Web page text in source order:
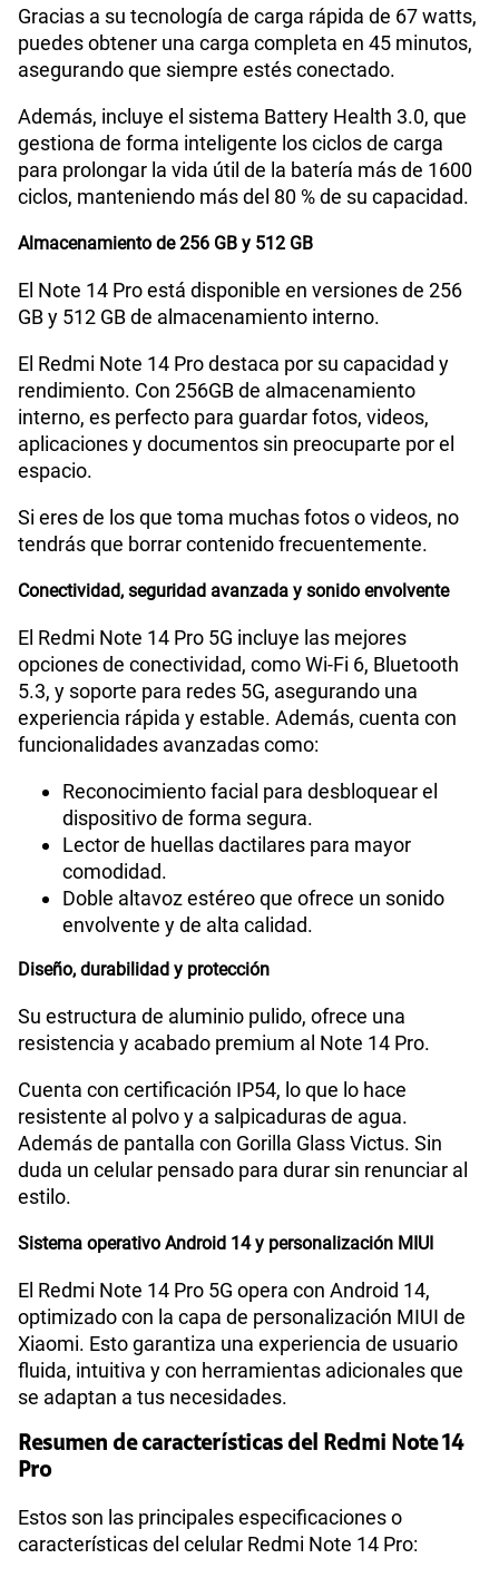
Gracias a su tecnología de carga rápida de 67 watts,
puedes obtener una carga completa en 45 minutos,
asegurando que siempre estés conectado.
Además, incluye el sistema Battery Health 3.0, que
gestiona de forma inteligente los ciclos de carga
para prolongar la vida útil de la batería más de 1600
ciclos, manteniendo más del 80 % de su capacidad.
Almacenamiento de 256 GB y 512 GB
El Note 14 Pro está disponible en versiones de 256
GB y 512 GB de almacenamiento interno.
El Redmi Note 14 Pro destaca por su capacidad y
rendimiento. Con 256GB de almacenamiento
interno, es perfecto para guardar fotos, videos,
aplicaciones y documentos sin preocuparte por el
espacio.
Si eres de los que toma muchas fotos o videos, no
tendrás que borrar contenido frecuentemente.
Conectividad, seguridad avanzada y sonido envolvente
El Redmi Note 14 Pro 5G incluye las mejores
opciones de conectividad, como Wi-Fi 6, Bluetooth
5.3, y soporte para redes 5G, asegurando una
experiencia rápida y estable. Además, cuenta con
funcionalidades avanzadas como:
Reconocimiento facial para desbloquear el
dispositivo de forma segura.
Lector de huellas dactilares para mayor
comodidad.
Doble altavoz estéreo que ofrece un sonido
envolvente y de alta calidad.
Diseño, durabilidad y protección
Su estructura de aluminio pulido, ofrece una
resistencia y acabado premium al Note 14 Pro.
Cuenta con certificación IP54, lo que lo hace
resistente al polvo y a salpicaduras de agua.
Además de pantalla con Gorilla Glass Victus. Sin
duda un celular pensado para durar sin renunciar al
estilo.
Sistema operativo Android 14 y personalización MIUI
El Redmi Note 14 Pro 5G opera con Android 14,
optimizado con la capa de personalización MIUI de
Xiaomi. Esto garantiza una experiencia de usuario
fluida, intuitiva y con herramientas adicionales que
se adaptan a tus necesidades.
Resumen de características del Redmi Note 14
Pro
Estos son las principales especificaciones o
características del celular Redmi Note 14 Pro: